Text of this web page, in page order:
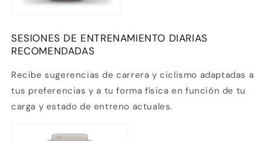
SESIONES DE ENTRENAMIENTO DIARIAS
RECOMENDADAS
Recibe sugerencias de carrera y ciclismo adaptadas a
tus preferencias y a tu forma física en función de tu
carga y estado de entreno actuales.